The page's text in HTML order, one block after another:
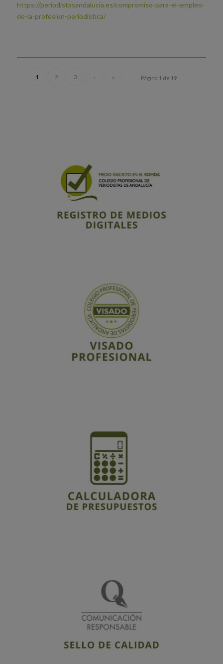
https://periodistasandalucia.es/compromiso-para-el-empleo-
de-la-profesion-periodistica/
Página 1 de 19
1 2 3 › »